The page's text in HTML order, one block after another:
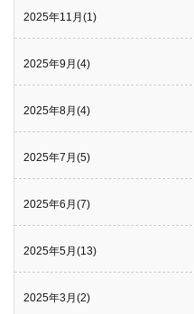
2025年11月(1)
2025年9月(4)
2025年8月(4)
2025年7月(5)
2025年6月(7)
2025年5月(13)
2025年3月(2)